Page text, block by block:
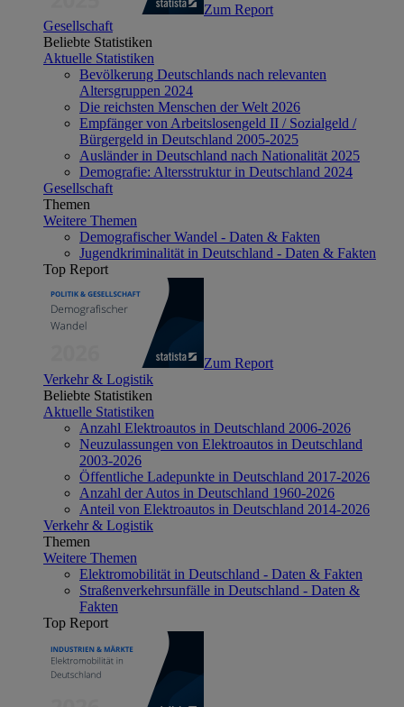
Zum Report
Gesellschaft
Beliebte Statistiken
Aktuelle Statistiken
Bevölkerung Deutschlands nach relevanten
Altersgruppen 2024
Die reichsten Menschen der Welt 2026
Empfänger von Arbeitslosengeld II / Sozialgeld /
Bürgergeld in Deutschland 2005-2025
Ausländer in Deutschland nach Nationalität 2025
Demografie: Altersstruktur in Deutschland 2024
Gesellschaft
Themen
Weitere Themen
Demografischer Wandel - Daten & Fakten
Jugendkriminalität in Deutschland - Daten & Fakten
Top Report
Zum Report
Verkehr & Logistik
Beliebte Statistiken
Aktuelle Statistiken
Anzahl Elektroautos in Deutschland 2006-2026
Neuzulassungen von Elektroautos in Deutschland
2003-2026
Öffentliche Ladepunkte in Deutschland 2017-2026
Anzahl der Autos in Deutschland 1960-2026
Anteil von Elektroautos in Deutschland 2014-2026
Verkehr & Logistik
Themen
Weitere Themen
Elektromobilität in Deutschland - Daten & Fakten
Straßenverkehrsunfälle in Deutschland - Daten &
Fakten
Top Report